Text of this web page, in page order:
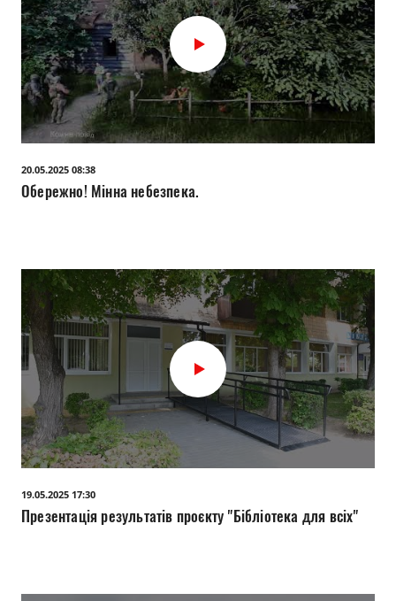
20.05.2025 08:38
Обережно! Мінна небезпека.
19.05.2025 17:30
Презентація результатів проєкту "Бібліотека для всіх"